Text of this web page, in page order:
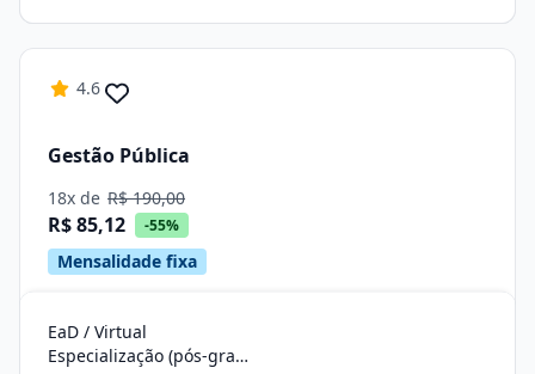
4.6
Gestão Pública
18x de R$ 190,00
R$ 85,12 -55%
Mensalidade fixa
EaD / Virtual
Especialização (pós-graduação)